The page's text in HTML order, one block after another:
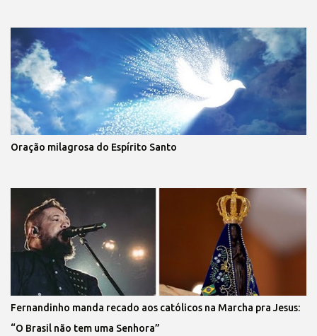
Oração milagrosa do Espírito Santo
Fernandinho manda recado aos católicos na Marcha pra Jesus:
“O Brasil não tem uma Senhora”